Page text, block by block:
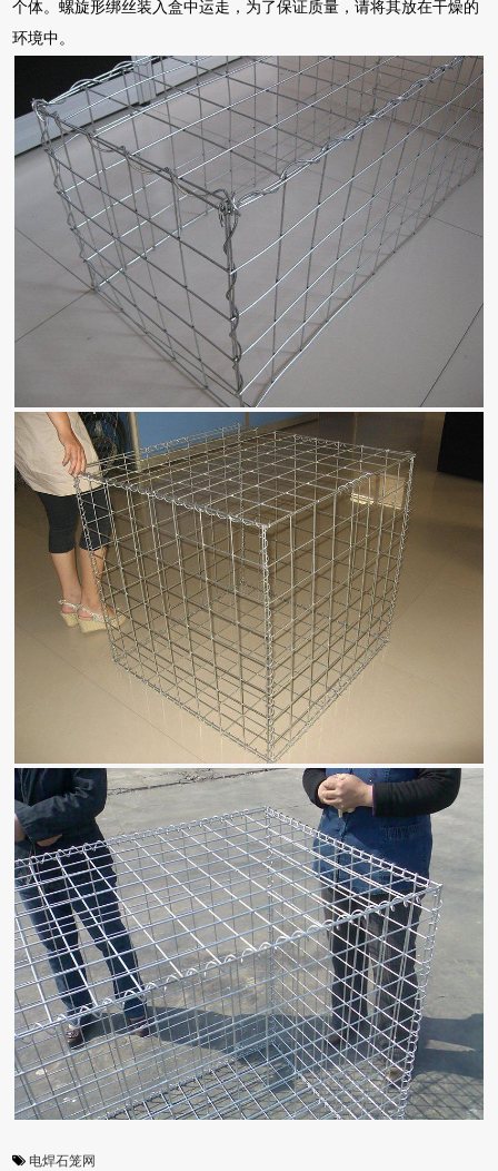
个体。螺旋形绑丝装入盒中运走，为了保证质量，请将其放在干燥的
环境中。
电焊石笼网